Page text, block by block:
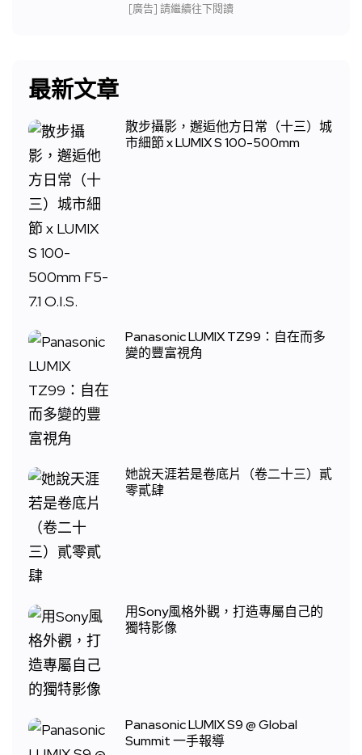
[廣告] 請繼續往下閱讀
最新文章
散步攝影，邂逅他方日常（十三）城
市細節 x LUMIX S 100-500mm
Panasonic LUMIX TZ99：自在而多
變的豐富視角
她說天涯若是卷底片（卷二十三）貳
零貳肆
用Sony風格外觀，打造專屬自己的
獨特影像
Panasonic LUMIX S9 @ Global
Summit 一手報導